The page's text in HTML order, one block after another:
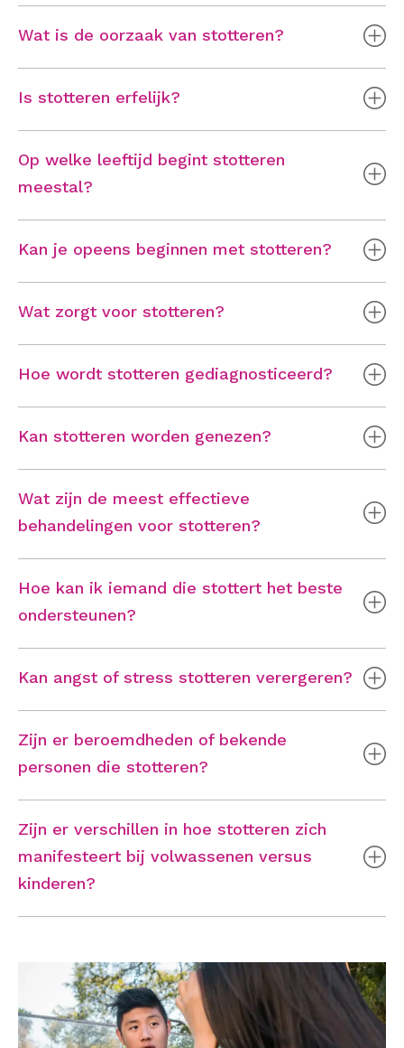
Wat is de oorzaak van stotteren?
Is stotteren erfelijk?
Op welke leeftijd begint stotteren
meestal?
Kan je opeens beginnen met stotteren?
Wat zorgt voor stotteren?
Hoe wordt stotteren gediagnosticeerd?
Kan stotteren worden genezen?
Wat zijn de meest effectieve
behandelingen voor stotteren?
Hoe kan ik iemand die stottert het beste
ondersteunen?
Kan angst of stress stotteren verergeren?
Zijn er beroemdheden of bekende
personen die stotteren?
Zijn er verschillen in hoe stotteren zich
manifesteert bij volwassenen versus
kinderen?